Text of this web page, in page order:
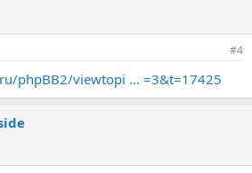
#4
phpBB2/viewtopi ... =3&t=17425